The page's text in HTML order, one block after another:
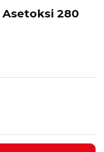
Asetoksi 280